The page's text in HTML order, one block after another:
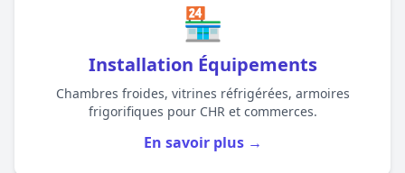
🏪
Installation Équipements
Chambres froides, vitrines réfrigérées, armoires
frigorifiques pour CHR et commerces.
En savoir plus →